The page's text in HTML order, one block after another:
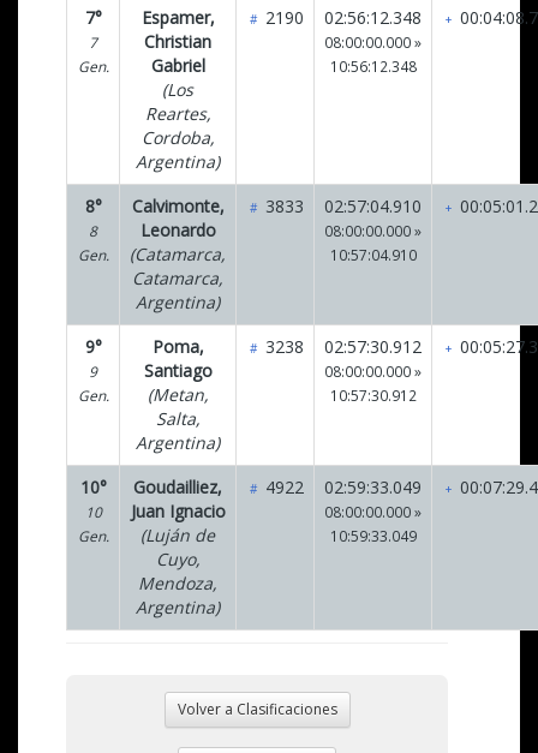
7°
7
Gen.
Espamer,
Christian
Gabriel
(Los
Reartes,
Cordoba,
Argentina)
# 2190 02:56:12.348
08:00:00.000 »
10:56:12.348
+
8°
8
Gen.
Calvimonte,
Leonardo
(Catamarca,
Catamarca,
Argentina)
# 3833 02:57:04.910
08:00:00.000 »
10:57:04.910
+
9°
9
Gen.
Poma,
Santiago
(Metan,
Salta,
Argentina)
# 3238 02:57:30.912
08:00:00.000 »
10:57:30.912
+
10°
10
Gen.
Goudailliez,
Juan Ignacio
(Luján de
Cuyo,
Mendoza,
Argentina)
# 4922 02:59:33.049
08:00:00.000 »
10:59:33.049
+
Volver a Clasificaciones